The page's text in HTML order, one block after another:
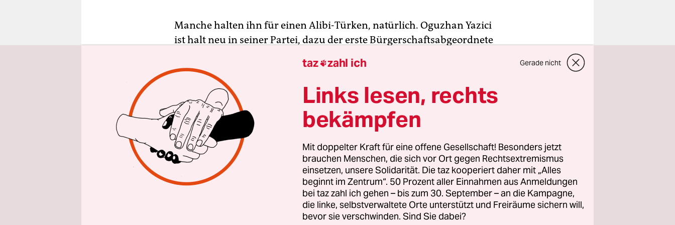
Manche halten ihn für einen Alibi-Türken, natürlich. Oguzhan Yazici
ist halt neu in seiner Partei, dazu der erste Bürgerschaftsabgeordnete
es werden, nach der Bundestagswahl im Herbst. Dann wird
Kulturstaatsminister Bernd Neumann nicht mehr kandidieren, wird
die frühere Kulturstaatsrätin Elisabeth Motschmann seinen Bremer
Listenplatz übernehmen. Daran ändert selbst ein schwaches
Wahlergebnis nichts. Und Yazici, der bei der Landtagswahl vor zwei
Jahren nur auf Platz 17 stand, rückt über die Umwege des neuen
Bremer Wahlrechts in die Bürgerschaft auf.
Keinesfalls will er auf die Migrationspolitik reduziert werden – seine
Schwerpunkte sind eher Jugendpolitik und -recht. Kein Wunder: Der
Mittdreißiger hat in Marburg, Kiel und Australien Jura studiert und
taz zahl ich Gerade nicht
Links lesen, rechts
bekämpfen
Mit doppelter Kraft für eine offene Gesellschaft! Besonders jetzt
brauchen Menschen, die sich vor Ort gegen Rechtsextremismus
einsetzen, unsere Solidarität. Die taz kooperiert daher mit „Alles
beginnt im Zentrum“. 50 Prozent aller Einnahmen aus Anmeldungen
bei taz zahl ich gehen – bis zum 30. September – an die Kampagne,
die linke, selbstverwaltete Orte unterstützt und Freiräume sichern will,
bevor sie verschwinden. Sind Sie dabei?